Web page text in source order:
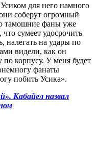
для него намного
соберут огромный
тамошние фаны уже
сумеет удосрочить
налегать на удары по
видели, как он
по корпусу. У меня будет
фанаты
побить Усика».
Кабайел назвал